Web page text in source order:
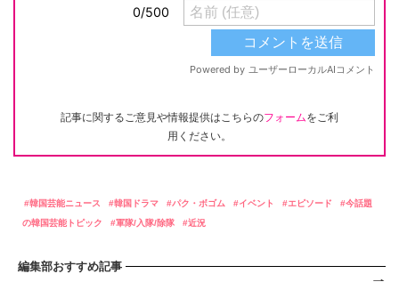
記事に関するご意見や情報提供はこちらのフォームをご利
用ください。
韓国芸能ニュース 韓国ドラマ パク・ボゴム イベント エピソード
今話題
の韓国芸能トピック
軍隊/入隊/除隊 近況
編集部おすすめ記事